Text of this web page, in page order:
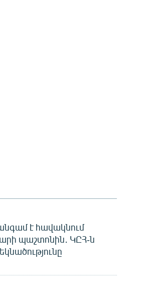
է հավակնում
պաշտոնին․ ԿԸՀ-ն